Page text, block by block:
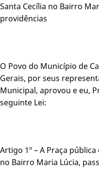
Santa Cecília no Bairro
providências
O Povo do Município de
Gerais, por seus
Municipal, aprovou e eu,
seguinte Lei:
Artigo 1º – A Praça
no Bairro Maria Lúcia,